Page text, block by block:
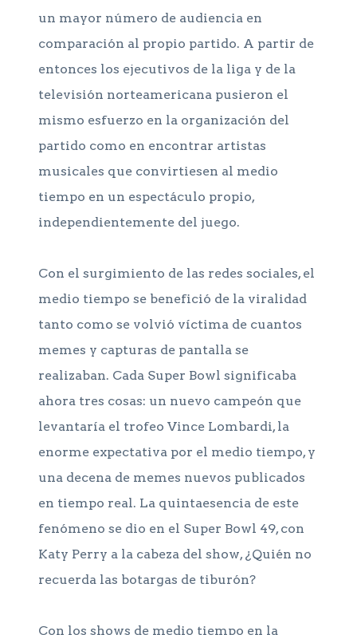
un mayor número de audiencia en
comparación al propio partido. A partir de
entonces los ejecutivos de la liga y de la
televisión norteamericana pusieron el
mismo esfuerzo en la organización del
partido como en encontrar artistas
musicales que convirtiesen al medio
tiempo en un espectáculo propio,
independientemente del juego.
Con el surgimiento de las redes sociales, el
medio tiempo se benefició de la viralidad
tanto como se volvió víctima de cuantos
memes y capturas de pantalla se
realizaban. Cada Super Bowl significaba
ahora tres cosas: un nuevo campeón que
levantaría el trofeo Vince Lombardi, la
enorme expectativa por el medio tiempo, y
una decena de memes nuevos publicados
en tiempo real. La quintaesencia de este
fenómeno se dio en el Super Bowl 49, con
Katy Perry a la cabeza del show, ¿Quién no
recuerda las botargas de tiburón?
Con los shows de medio tiempo en la